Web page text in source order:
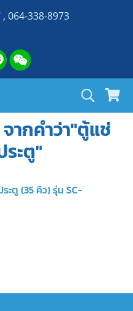
064-338-8973
ากคำว่า"ตู้แช่
ระตู"
ะตู (35 คิว) รุ่น SC-